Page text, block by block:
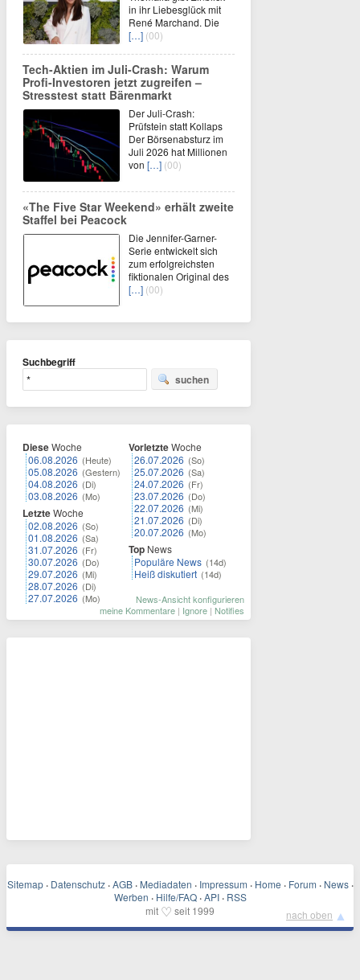
in ihr Liebesglück mit
René Marchand. Die
[…] (00)
Tech-Aktien im Juli-Crash: Warum
Profi-Investoren jetzt zugreifen –
Stresstest statt Bärenmarkt
Der Juli-Crash:
Prüfstein statt Kollaps
Der Börsenabsturz im
Juli 2026 hat Millionen
von […] (00)
«The Five Star Weekend» erhält zweite
Staffel bei Peacock
Die Jennifer-Garner-
Serie entwickelt sich
zum erfolgreichsten
fiktionalen Original des
[…] (00)
Suchbegriff
suchen
DieseWoche
06.08.2026 (Heute)
05.08.2026 (Gestern)
04.08.2026 (Di)
03.08.2026 (Mo)
LetzteWoche
02.08.2026 (So)
01.08.2026 (Sa)
31.07.2026 (Fr)
30.07.2026 (Do)
29.07.2026 (Mi)
28.07.2026 (Di)
27.07.2026 (Mo)
VorletzteWoche
26.07.2026 (So)
25.07.2026 (Sa)
24.07.2026 (Fr)
23.07.2026 (Do)
22.07.2026 (Mi)
21.07.2026 (Di)
20.07.2026 (Mo)
Top News
Populäre News (14d)
Heiß diskutiert (14d)
News-Ansicht konfigurieren
meine Kommentare | Ignore | Notifies
Sitemap · Datenschutz · AGB · Mediadaten · Impressum · Home · Forum · News ·
Werben · Hilfe/FAQ · API · RSS
mit ♡ seit 1999 nach oben ▲